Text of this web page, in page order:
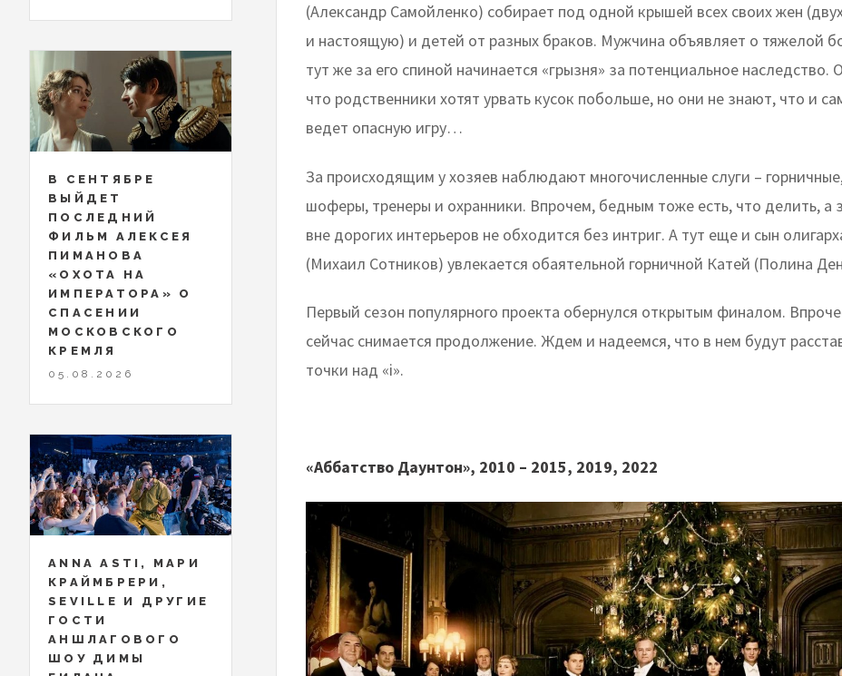
(Александр Самойленко) собирает под одной крышей всех своих жен
и настоящую) и детей от разных браков. Мужчина объявляет о тяжелой
тут же за его спиной начинается «грызня» за потенциальное наследство.
что родственники хотят урвать кусок побольше, но они не знают, что и
ведет опасную игру…
За происходящим у хозяев наблюдают многочисленные слуги –
шоферы, тренеры и охранники. Впрочем, бедным тоже есть, что делить, а
вне дорогих интерьеров не обходится без интриг. А тут еще и сын
(Михаил Сотников) увлекается обаятельной горничной Катей (Полина
Первый сезон популярного проекта обернулся открытым финалом.
сейчас снимается продолжение. Ждем и надеемся, что в нем будут
точки над «i».
«Аббатство Даунтон», 2010 – 2015, 2019, 2022
В СЕНТЯБРЕ
ВЫЙДЕТ
ПОСЛЕДНИЙ
ФИЛЬМ АЛЕКСЕЯ
ПИМАНОВА
«ОХОТА НА
ИМПЕРАТОРА» О
СПАСЕНИИ
МОСКОВСКОГО
КРЕМЛЯ
05.08.2026
ANNA ASTI, МАРИ
КРАЙМБРЕРИ,
SEVILLE И ДРУГИЕ
ГОСТИ
АНШЛАГОВОГО
ШОУ ДИМЫ